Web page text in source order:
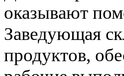
оказывают
Заведующая
продуктов,